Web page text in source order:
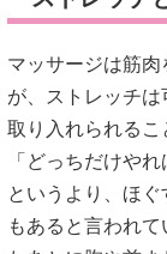
インナーマ
首や肩だけでな
ています。背中
くなる可能性も
に関係するとさ